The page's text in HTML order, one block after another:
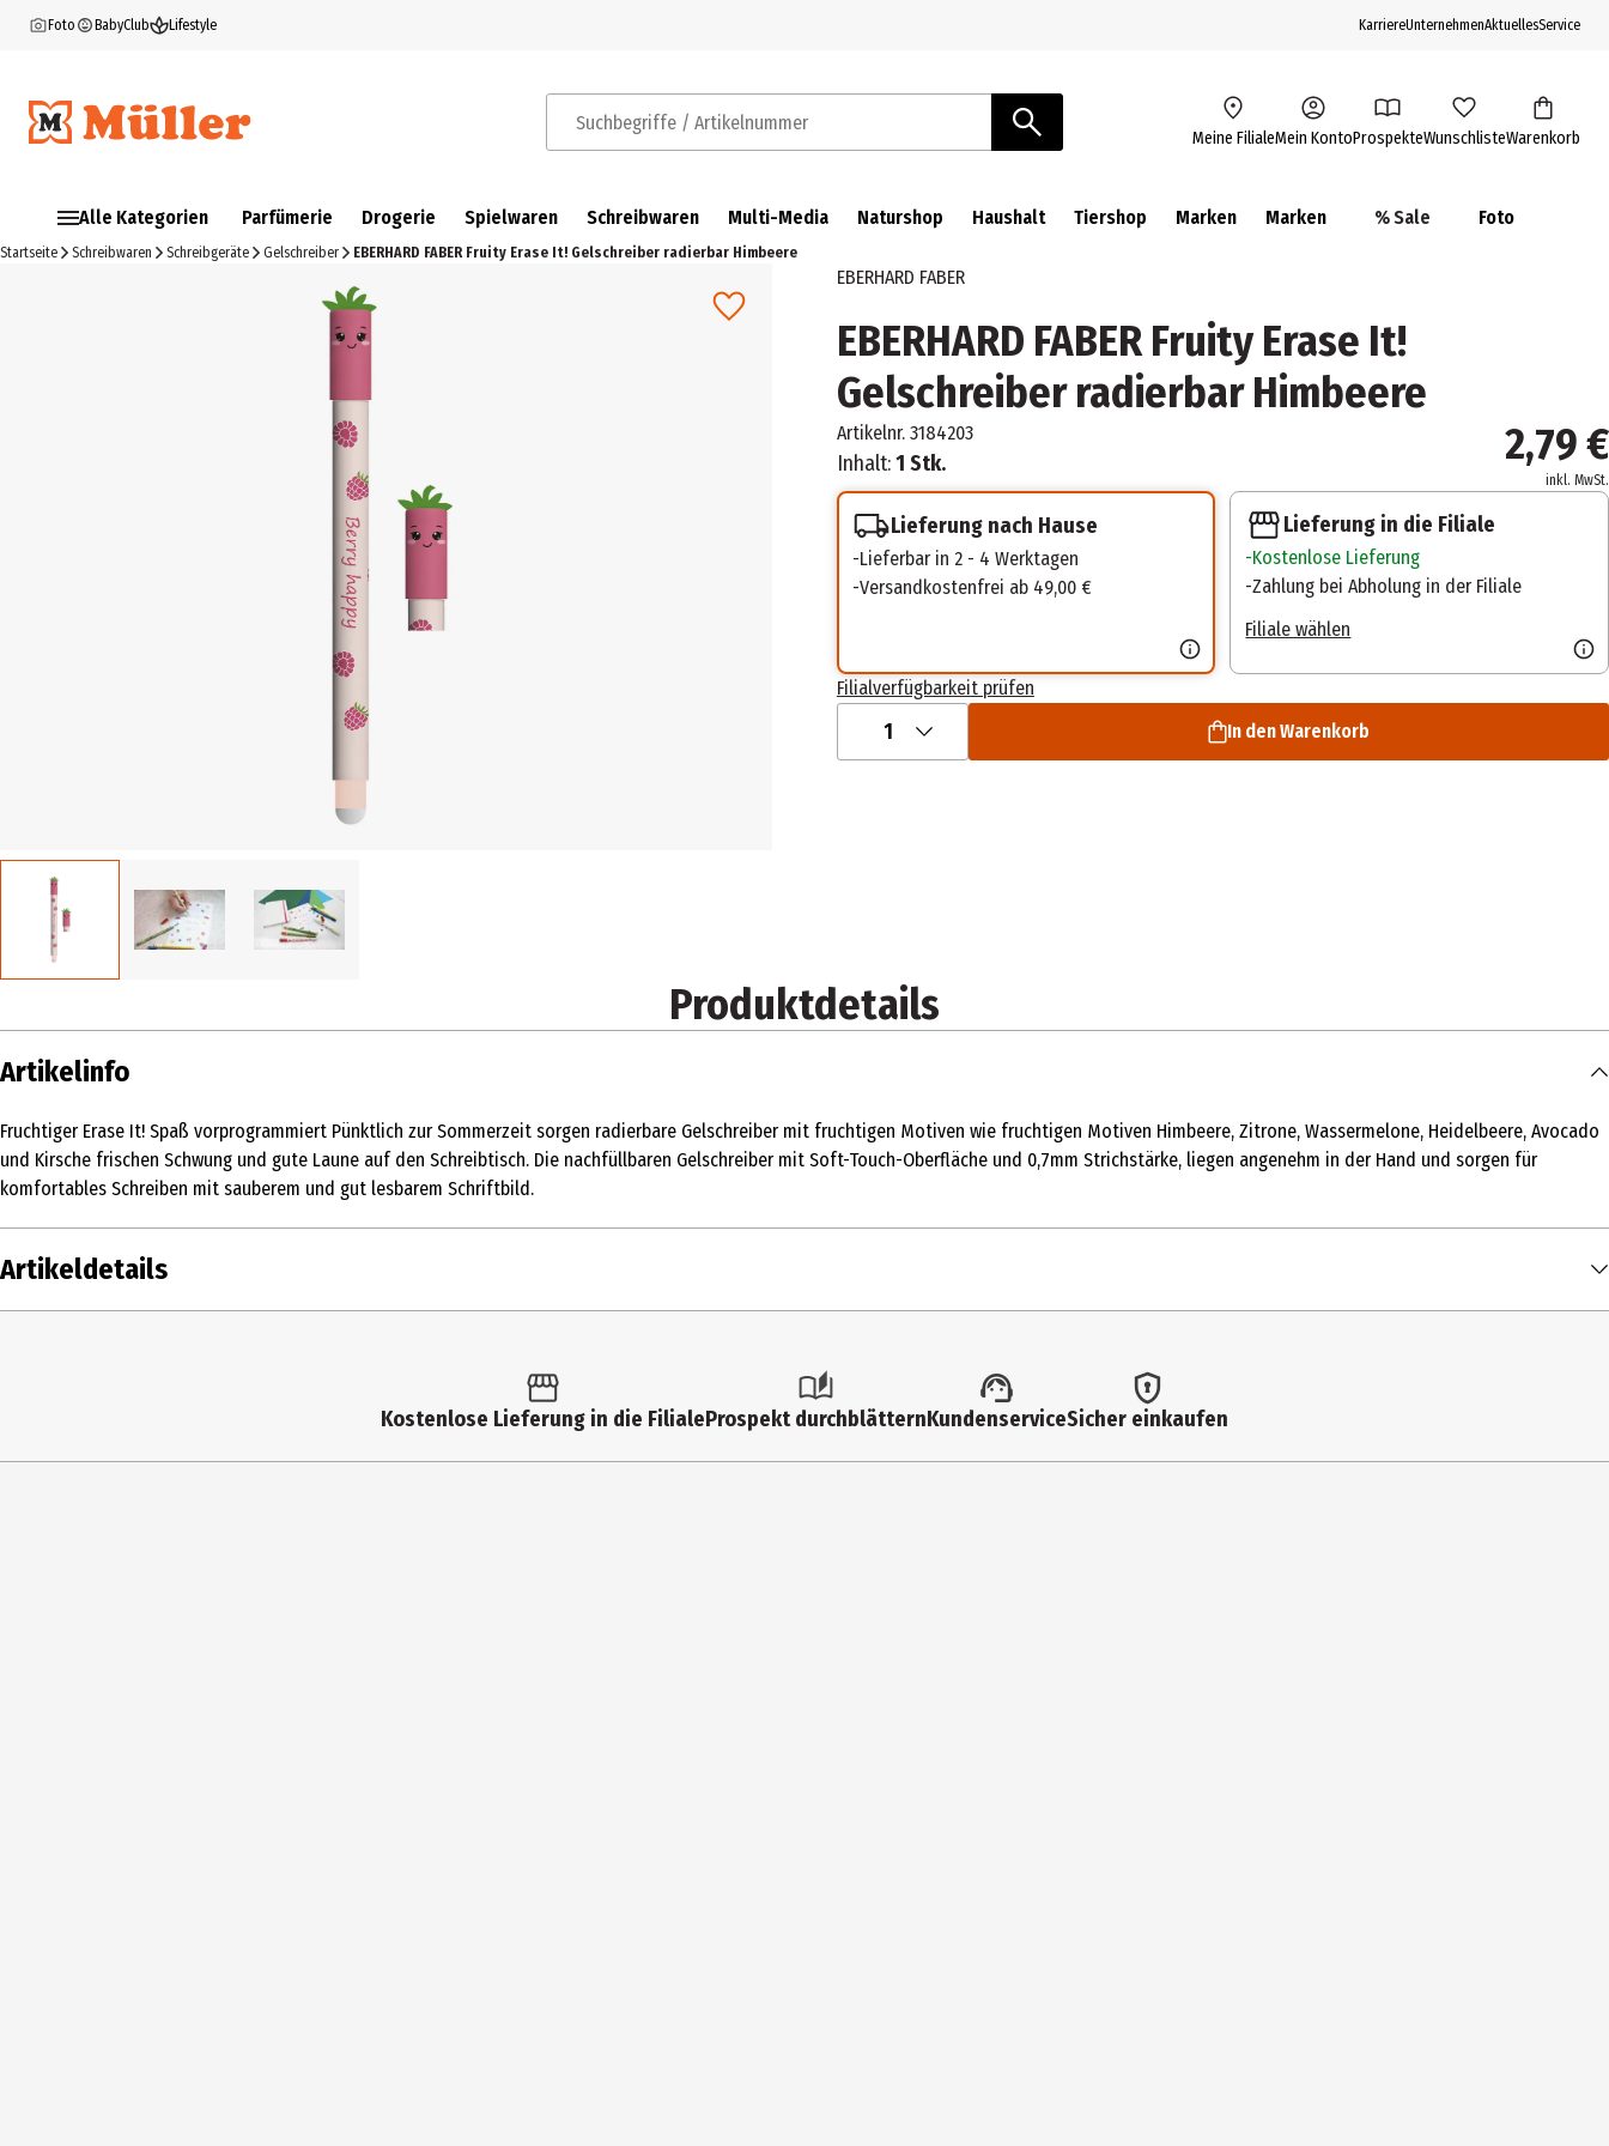
Foto BabyClub Lifestyle KarriereUnternehmenAktuellesService
Suchbegriffe / Artikelnummer Meine FilialeMein KontoProspekteWunschlisteWarenkorb
Alle Kategorien Parfümerie Drogerie Spielwaren Schreibwaren Multi-Media Naturshop Haushalt Tiershop Marken Marken % Sale Foto
Startseite Schreibwaren Schreibgeräte Gelschreiber EBERHARD FABER Fruity Erase It! Gelschreiber radierbar Himbeere
EBERHARD FABER
EBERHARD FABER Fruity Erase It!
Gelschreiber radierbar Himbeere
Artikelnr. 3184203
Inhalt:1 Stk. 2,79 €
inkl. MwSt.
Lieferung nach Hause
Lieferbar in 2 - 4 Werktagen
Versandkostenfrei ab 49,00 €
Lieferung in die Filiale
Kostenlose Lieferung
Zahlung bei Abholung in der Filiale
Filiale wählen
Filialverfügbarkeit prüfen
1 In den Warenkorb
Produktdetails
Artikelinfo
Fruchtiger Erase It! Spaß vorprogrammiert Pünktlich zur Sommerzeit sorgen radierbare Gelschreiber mit fruchtigen Motiven wie fruchtigen Motiven Himbeere, Zitrone, Wassermelone, Heidelbeere, Avocado
und Kirsche frischen Schwung und gute Laune auf den Schreibtisch. Die nachfüllbaren Gelschreiber mit Soft-Touch-Oberfläche und 0,7mm Strichstärke, liegen angenehm in der Hand und sorgen für
komfortables Schreiben mit sauberem und gut lesbarem Schriftbild.
Artikeldetails
Eberhard Faber Vertrieb GmbH
Kostenlose Lieferung in die FilialeProspekt durchblätternKundenserviceSicher einkaufen